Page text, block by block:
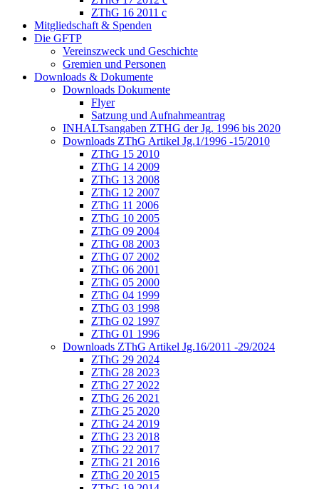
ZThG 16 2011 c
Mitgliedschaft & Spenden
Die GFTP
Vereinszweck und Geschichte
Gremien und Personen
Downloads & Dokumente
Downloads Dokumente
Flyer
Satzung und Aufnahmeantrag
INHALTsangaben ZTHG der Jg. 1996 bis 2020
Downloads ZThG Artikel Jg.1/1996 -15/2010
ZThG 15 2010
ZThG 14 2009
ZThG 13 2008
ZThG 12 2007
ZThG 11 2006
ZThG 10 2005
ZThG 09 2004
ZThG 08 2003
ZThG 07 2002
ZThG 06 2001
ZThG 05 2000
ZThG 04 1999
ZThG 03 1998
ZThG 02 1997
ZThG 01 1996
Downloads ZThG Artikel Jg.16/2011 -29/2024
ZThG 29 2024
ZThG 28 2023
ZThG 27 2022
ZThG 26 2021
ZThG 25 2020
ZThG 24 2019
ZThG 23 2018
ZThG 22 2017
ZThG 21 2016
ZThG 20 2015